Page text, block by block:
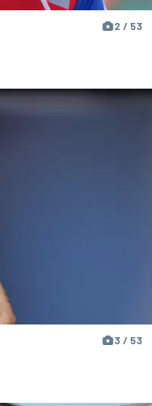
2 / 53
3 / 53